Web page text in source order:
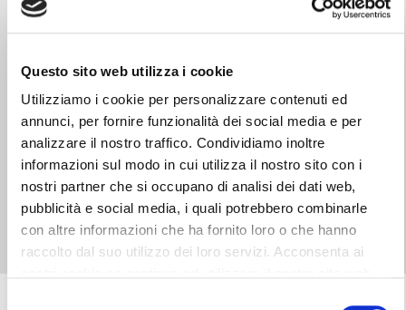
Questo sito web utilizza i cookie
Utilizziamo i cookie per personalizzare contenuti ed
annunci, per fornire funzionalità dei social media e per
analizzare il nostro traffico. Condividiamo inoltre
informazioni sul modo in cui utilizza il nostro sito con i
nostri partner che si occupano di analisi dei dati web,
pubblicità e social media, i quali potrebbero combinarle
con altre informazioni che ha fornito loro o che hanno
raccolto dal suo utilizzo dei loro servizi. Acconsenta ai
Messaggio
questo LINK, ai sensi dell’art. 6 del Regolamento
Europeo in materia di Protezione dei Dati n. 679/2016,
presto il consenso all’utilizzo dei miei dati.
INVIA